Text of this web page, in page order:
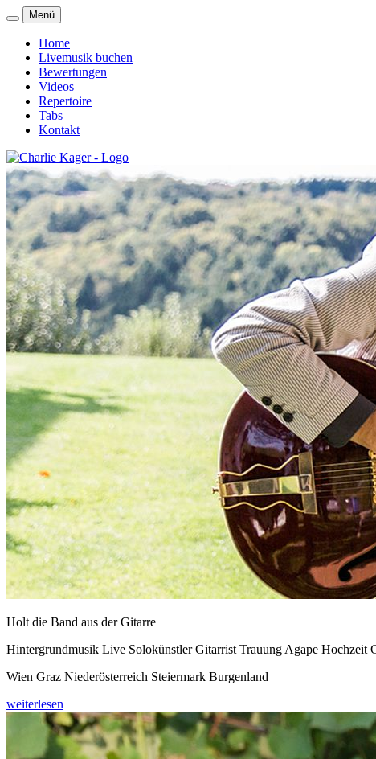
Menü
Home
Livemusik buchen
Bewertungen
Videos
Repertoire
Tabs
Kontakt
Holt die Band aus der Gitarre
Hintergrundmusik Live Solokünstler Gitarrist Trauung Agape Hochzeit
Wien Graz Niederösterreich Steiermark Burgenland
weiterlesen